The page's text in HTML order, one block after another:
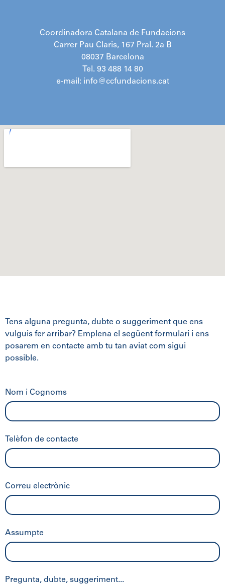
Coordinadora Catalana de Fundacions
Carrer Pau Claris, 167 Pral. 2a B
08037 Barcelona
Tel. 93 488 14 80
e-mail: info@ccfundacions.cat
Tens alguna pregunta, dubte o suggeriment que ens
vulguis fer arribar? Emplena el següent formulari i ens
posarem en contacte amb tu tan aviat com sigui
possible.
Nom i Cognoms
Telèfon de contacte
Correu electrònic
Assumpte
Pregunta, dubte, suggeriment...